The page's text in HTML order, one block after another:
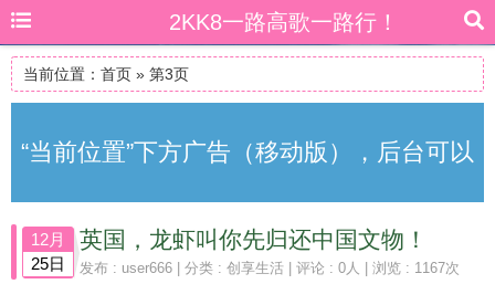
2KK8一路高歌一路行！
当前位置： 首页 » 第3页
“当前位置”下方广告（移动版），后台可以
自由更改
12月
25日
英国，龙虾叫你先归还中国文物！
发布 : user666 | 分类 : 创享生活 | 评论 : 0人 | 浏览 : 1167次